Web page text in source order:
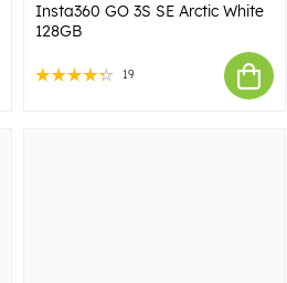
Insta360 GO 3S SE Arctic White
128GB
19